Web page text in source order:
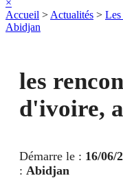
×
Accueil > Actualités >
Abidjan
les
d'ivoire,
Démarre le : 16/06/
: Abidjan